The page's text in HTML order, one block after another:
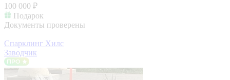
100 000 ₽
Подарок
Документы проверены
Спарклинг Хилс
Заводчик